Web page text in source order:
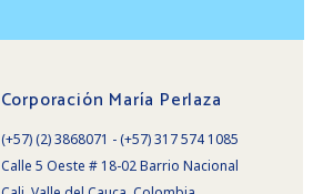
Corporación María Perlaza
(+57) (2) 3868071 - (+57) 317 574 1085
Calle 5 Oeste # 18-02 Barrio Nacional